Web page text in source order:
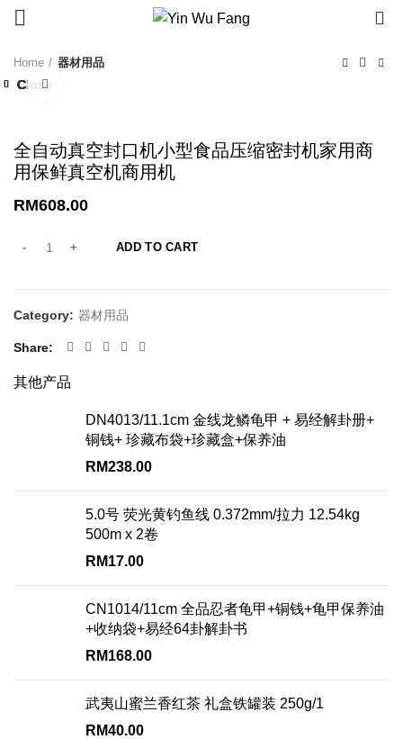
Home
器材用品
全自动真空封口机小型食品压缩密封机家用商
用保鲜真空机商用机
RM608.00
ADD TO CART
Category: 器材用品
Share
其他产品
DN4013/11.1cm 金线龙鳞龟甲 + 易经解卦册+
铜钱+ 珍藏布袋+珍藏盒+保养油
RM238.00
5.0号 荧光黄钓鱼线 0.372mm/拉力 12.54kg
500m x 2卷
RM17.00
CN1014/11cm 全品忍者龟甲+铜钱+龟甲保养油
+收纳袋+易经64卦解卦书
RM168.00
武夷山蜜兰香红茶 礼盒铁罐装 250g/1
RM40.00
Close
Close
Close
Close
Close
Close
Close
Close